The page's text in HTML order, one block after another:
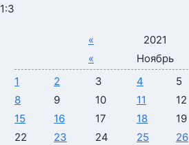
1:3
« 2021
«
Ноябрь
1
2 3 4 5
8
9 10 11 12
15
16 17 18 19
22
23 24 25 26